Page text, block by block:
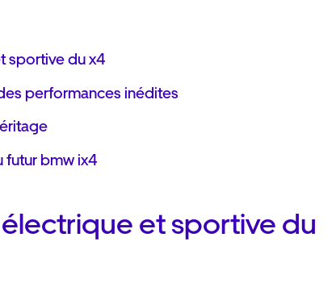
sportive du x4
performances inédites
futur bmw ix4
électrique et sportive du